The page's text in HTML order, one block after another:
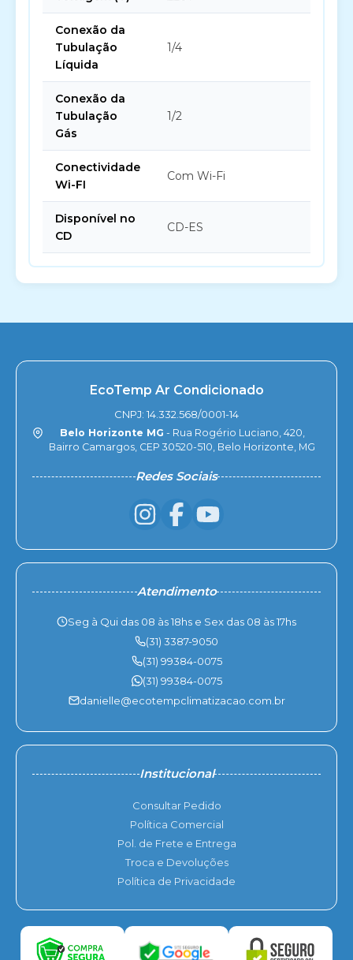
Conexão da
Tubulação
Líquida
1/4
Conexão da
Tubulação
Gás
1/2
Conectividade
Wi-FI
Com Wi-Fi
Disponível no
CD
CD-ES
EcoTemp Ar Condicionado
CNPJ: 14.332.568/0001-14
Belo Horizonte MG - Rua Rogério Luciano, 420,
Bairro Camargos, CEP 30520-510, Belo Horizonte, MG
Redes Sociais
Atendimento
Seg à Qui das 08 às 18hs e Sex das 08 às 17hs
(31) 3387-9050
(31) 99384-0075
(31) 99384-0075
danielle@ecotempclimatizacao.com.br
Institucional
Consultar Pedido
Política Comercial
Pol. de Frete e Entrega
Troca e Devoluções
Política de Privacidade